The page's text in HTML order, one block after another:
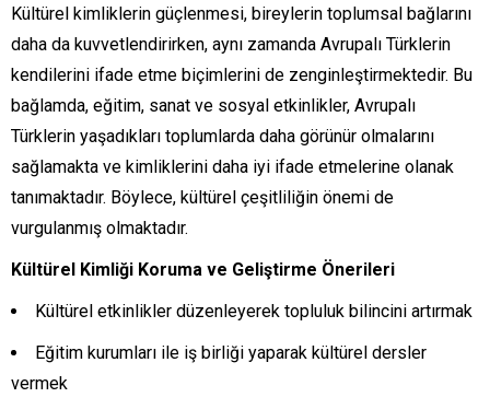
Kültürel kimliklerin güçlenmesi, bireylerin toplumsal bağlarını
daha da kuvvetlendirirken, aynı zamanda Avrupalı Türklerin
kendilerini ifade etme biçimlerini de zenginleştirmektedir. Bu
bağlamda, eğitim, sanat ve sosyal etkinlikler, Avrupalı
Türklerin yaşadıkları toplumlarda daha görünür olmalarını
sağlamakta ve kimliklerini daha iyi ifade etmelerine olanak
tanımaktadır. Böylece, kültürel çeşitliliğin önemi de
vurgulanmış olmaktadır.
Kültürel Kimliği Koruma ve Geliştirme Önerileri
Kültürel etkinlikler düzenleyerek topluluk bilincini artırmak
Eğitim kurumları ile iş birliği yaparak kültürel dersler
vermek